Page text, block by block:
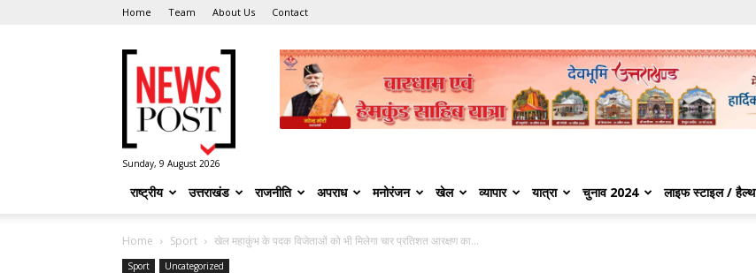
Home Team About Us Contact
Post
Sunday, 9 August 2026
राष्ट्रीय उत्तराखंड राजनीति अपराध मनोरंजन खेल व्यापार यात्रा चुनाव 2024 लाइफ स्टाइल / हैल्थ
Home Sport खेल महाकुंभ के पदक विजेताओं को भी मिलेगा चार प्रतिशत आरक्षण का...
Sport Uncategorized